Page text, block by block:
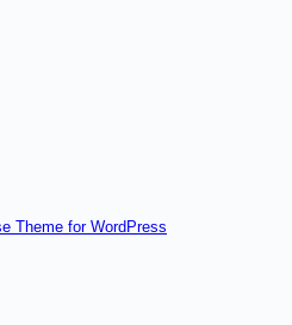
Theme for WordPress